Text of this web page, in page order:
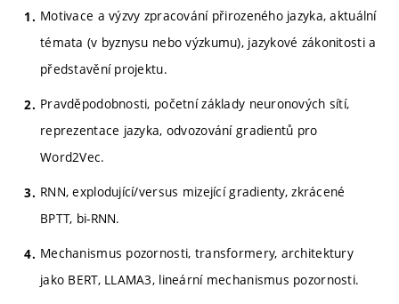
Motivace a výzvy zpracování přirozeného jazyka, aktuální
témata (v byznysu nebo výzkumu), jazykové zákonitosti a
představění projektu.
Pravděpodobnosti, početní základy neuronových sítí,
reprezentace jazyka, odvozování gradientů pro
Word2Vec.
RNN, explodující/versus mizející gradienty, zkrácené
BPTT, bi-RNN.
Mechanismus pozornosti, transformery, architektury
jako BERT, LLAMA3, lineární mechanismus pozornosti.